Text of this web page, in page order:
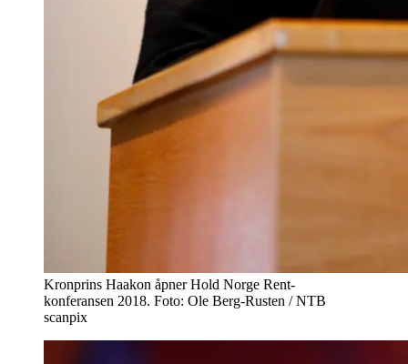
Kronprins Haakon åpner Hold Norge Rent-
konferansen 2018. Foto: Ole Berg-Rusten / NTB
scanpix